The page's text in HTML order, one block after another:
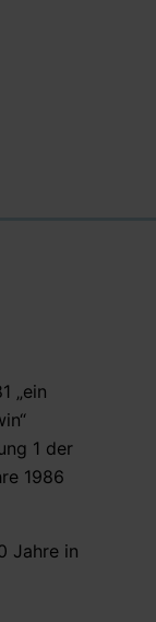
„ein
1 der
1986
Jahre in